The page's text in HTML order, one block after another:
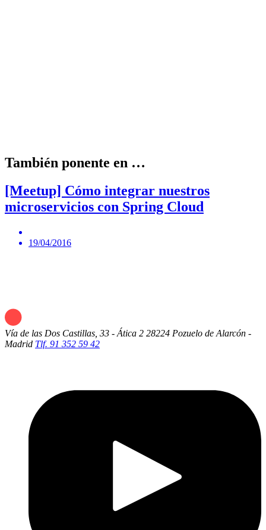
También ponente en …
[Meetup] Cómo integrar nuestros
microservicios con Spring Cloud
19/04/2016
Vía de las Dos Castillas, 33 - Ática 2 28224 Pozuelo de Alarcón -
Madrid Tlf. 91 352 59 42